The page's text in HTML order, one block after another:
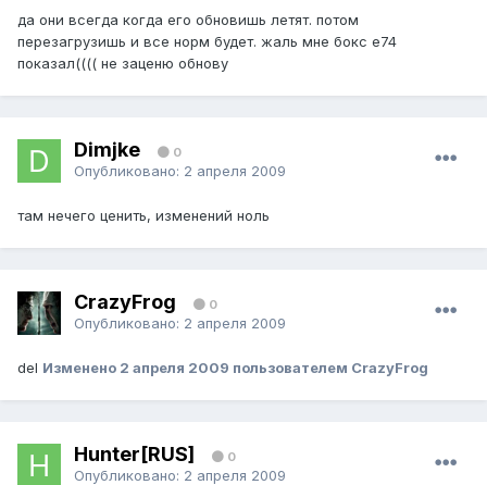
да они всегда когда его обновишь летят. потом
перезагрузишь и все норм будет. жаль мне бокс е74
показал(((( не заценю обнову
Dimjke 0
Опубликовано: 2 апреля 2009
там нечего ценить, изменений ноль
CrazyFrog 0
Опубликовано: 2 апреля 2009
del Изменено 2 апреля 2009 пользователем CrazyFrog
Hunter[RUS] 0
Опубликовано: 2 апреля 2009